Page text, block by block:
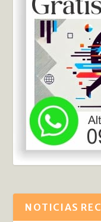
NOTICIAS